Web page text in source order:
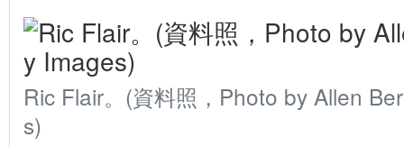
Ric Flair。(資料照，Photo by Allen
s)